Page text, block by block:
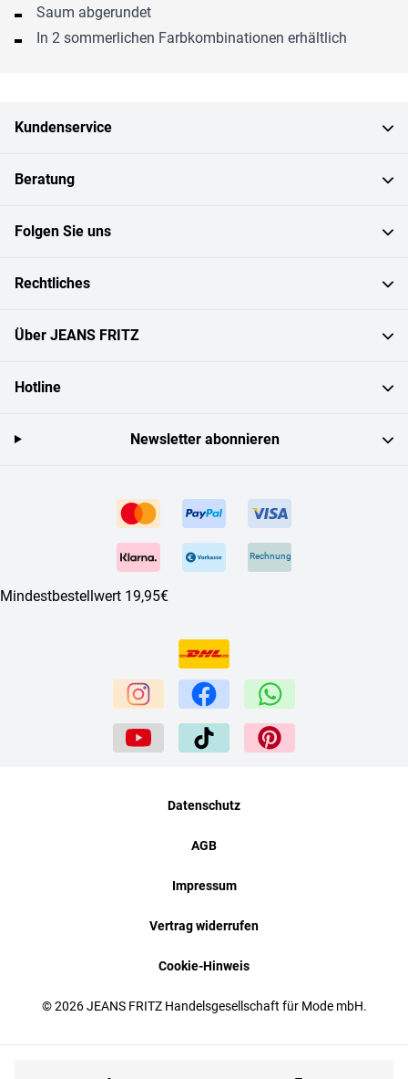
Saum abgerundet
In 2 sommerlichen Farbkombinationen erhältlich
Kundenservice
Beratung
Folgen Sie uns
Rechtliches
Über JEANS FRITZ
Hotline
Rechnung
Mindestbestellwert 19,95€
Newsletter abonnieren
© 2026 JEANS FRITZ Handelsgesellschaft für Mode mbH.
Datenschutz
AGB
Impressum
Vertrag widerrufen
Cookie-Hinweis